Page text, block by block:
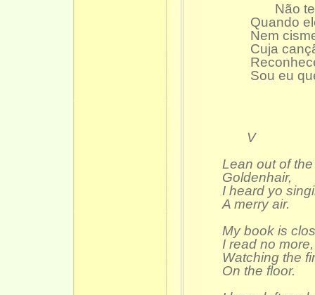
Não te
Quando
Nem
Cuja
Sou eu
V
Lean out of
Goldenhair,
I heard yo
A merry air.
My book is
I read no more,
Watching the
On the floor.